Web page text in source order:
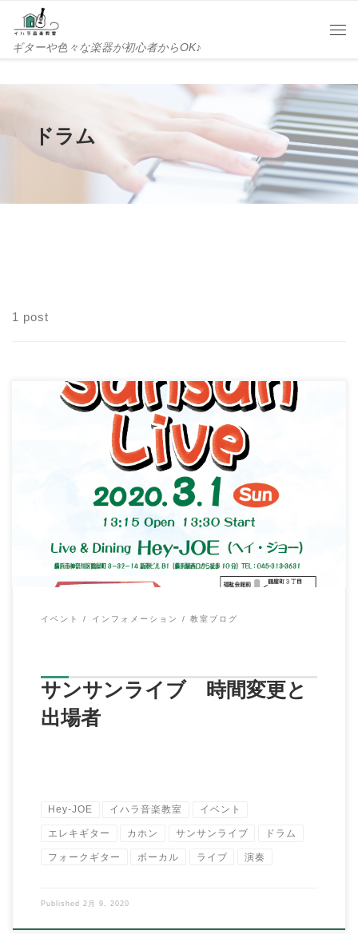
Skip to content
ギターや色々な楽器が初心者からOK♪
ドラム
1 post
こんにちは、イハラ音楽教室の伊原鉄朗です。 前回の記事より
修正で ３月１日(日)第３回サンサンライブ […]
イベント インフォメーション 教室ブログ
サンサンライブ 時間変更と
出場者
Hey-JOE イハラ音楽教室 イベント
エレキギター カホン サンサンライブ ドラム
フォークギター ボーカル ライブ 演奏
Published 2月 9, 2020